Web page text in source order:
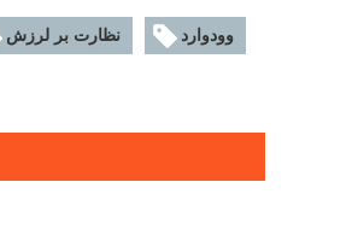
نظارت بر لرزش وودوارد